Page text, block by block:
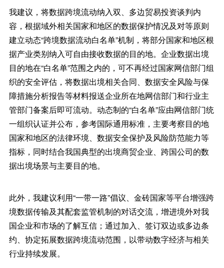
我建议，将数据跨境流动纳入双、多边贸易投资谈判内
容，根据域外相关国家和地区的数据保护情况及对等原则
建立动态“跨境数据流动白名单”机制，将部分国家和地区根
据产业类别纳入可自由接收数据的目的地。企业数据出境
目的地在“白名单”范围之内的，可不再经过国家网信部门组
织的安全评估，将数据出境相关合同、数据安全风险与保
障措施分析报告等材料报送企业所在地网信部门和行业主
管部门备案后即可流动。动态制的“白名单”应由网信部门统
一组织认证并公布，参考国际通用标准，主要考察目的地
国家和地区的法律环境、数据安全保护及风险防范能力等
指标，同时结合我国典型的出境商贸企业、跨国公司的数
据出境场景与主要目的地。
此外，我建议利用“一带一路”倡议、金砖国家等平台增强跨
境数据传输及其配套监管机制的对话交流，增进境外对我
国企业和市场的了解互信；通过加入、签订双边或多边条
约、协定拓展数据跨境流动范围，以带动数字经济与相关
行业持续发展。